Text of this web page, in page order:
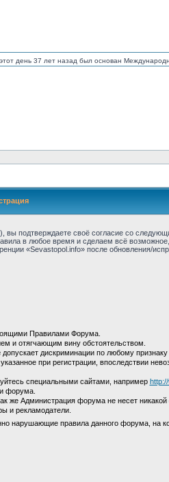
день 37 лет назад был основан
подтверждаете своё согласие со
в любое время и сделаем всё
«Sevastopol.info» после обновления/
Правилами Форума.
и отягчающим вину обстоятельством.
дискриминации по любому
при регистрации, впоследствии
специальными сайтами, например
форума.
Администрация форума не несет
и рекламодатели.
нарушающие правила данного форума, на